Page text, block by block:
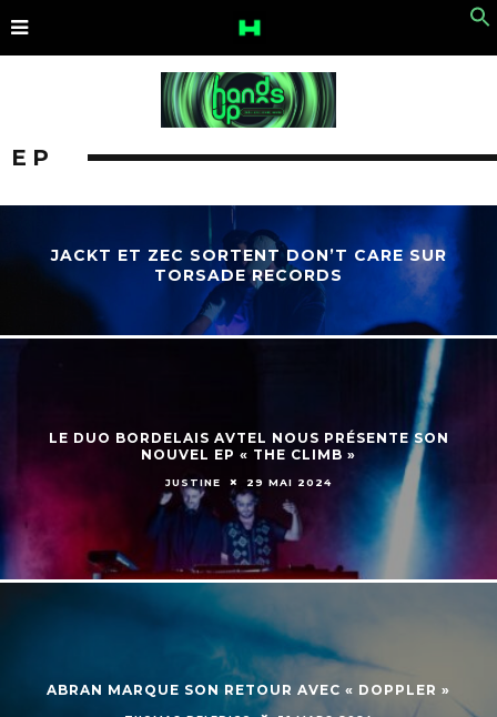
EP
JACKT ET ZEC SORTENT DON’T CARE SUR
TORSADE RECORDS
LE DUO BORDELAIS AVTEL NOUS PRÉSENTE SON
NOUVEL EP « THE CLIMB »
JUSTINE 29 MAI 2024
ABRAN MARQUE SON RETOUR AVEC « DOPPLER »